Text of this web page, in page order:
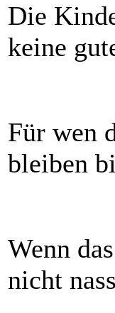
Die
keine
Für wen
bleiben
Wenn
nicht